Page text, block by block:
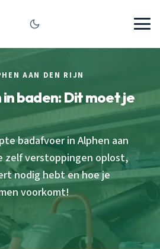
AAN DEN RIJN
baden: Dit moet je
badafvoer in Alphen aan
zelf verstoppingen oplost,
nodig hebt en hoe je
voorkomt!